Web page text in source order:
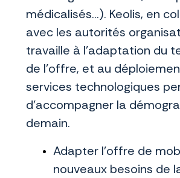
médicalisés…). Keolis, en
avec les autorités
travaille à l’adaptation du
de l’offre, et au
services technologiques
d’accompagner la
demain.
Adapter l’offre de
nouveaux besoins de